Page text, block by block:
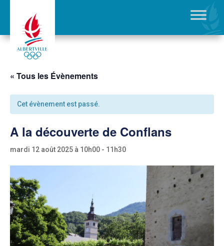
« Tous les Évènements
Cet évènement est passé.
A la découverte de Conflans
mardi 12 août 2025 à 10h00 - 11h30